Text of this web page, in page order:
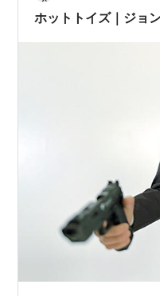
ホットトイズ｜ジョ